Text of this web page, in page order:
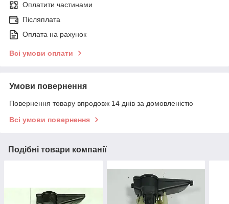
Оплатити частинами
Післяплата
Оплата на рахунок
Всі умови оплати
Умови повернення
Повернення товару впродовж 14 днів за домовленістю
Всі умови повернення
Подібні товари компанії